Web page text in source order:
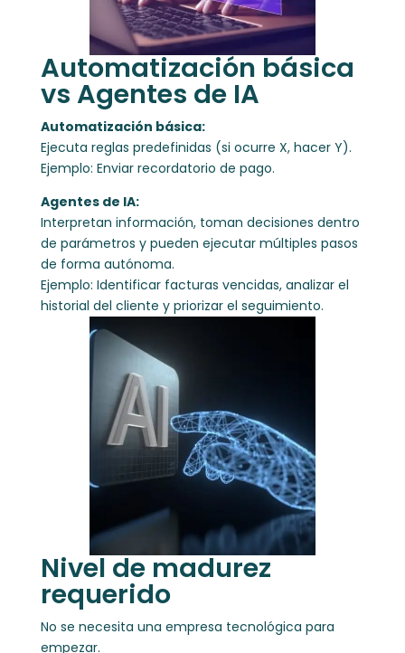
Automatización básica
vs Agentes de IA
Automatización básica:
Ejecuta reglas predefinidas (si ocurre X, hacer Y).
Ejemplo: Enviar recordatorio de pago.
Agentes de IA:
Interpretan información, toman decisiones dentro
de parámetros y pueden ejecutar múltiples pasos
de forma autónoma.
Ejemplo: Identificar facturas vencidas, analizar el
historial del cliente y priorizar el seguimiento.
Nivel de madurez
requerido
No se necesita una empresa tecnológica para
empezar.